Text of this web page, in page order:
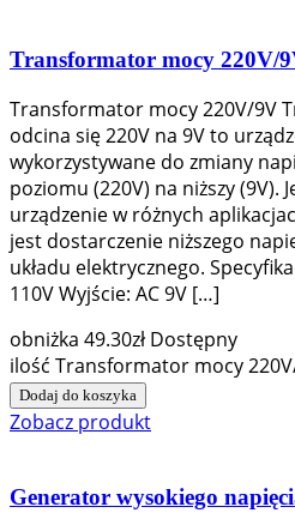
Transformator mocy 220V/
Transformator mocy 220V/9V
odcina się 220V na 9V to
wykorzystywane do zmiany
poziomu (220V) na niższy (9V).
urządzenie w różnych
jest dostarczenie niższego
układu elektrycznego.
110V Wyjście: AC 9V […]
obniżka 49.30zł Dostępny
ilość Transformator mocy
Dodaj do koszyka
Zobacz produkt
Generator wysokiego